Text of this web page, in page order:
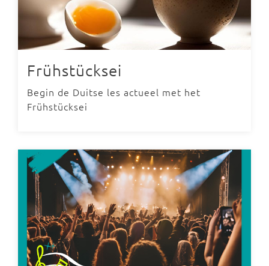
Frühstücksei
Begin de Duitse les actueel met het
Frühstücksei